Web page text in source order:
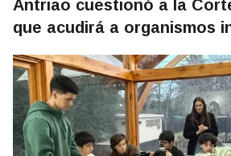
Antriao cuestionó a la
que acudirá a organismos